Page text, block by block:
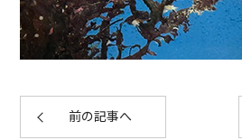
前の記事へ